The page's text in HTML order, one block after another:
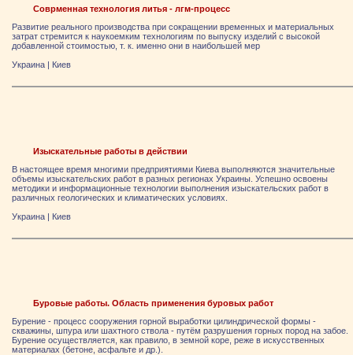
Соврменная технология литья - лгм-процесс
Развитие реального производства при сокращении временных и материальных
затрат стремится к наукоемким технологиям по выпуску изделий с высокой
добавленной стоимостью, т. к. именно они в наибольшей мер
Украина | Киев
Изыскательные работы в действии
В настоящее время многими предприятиями Киева выполняются значительные
объемы изыскательских работ в разных регионах Украины. Успешно освоены
методики и информационные технологии выполнения изыскательских работ в
различных геологических и климатических условиях.
Украина | Киев
Буровые работы. Область применения буровых работ
Бурение - процесс сооружения горной выработки цилиндрической формы -
скважины, шпура или шахтного ствола - путём разрушения горных пород на забое.
Бурение осуществляется, как правило, в земной коре, реже в искусственных
материалах (бетоне, асфальте и др.).